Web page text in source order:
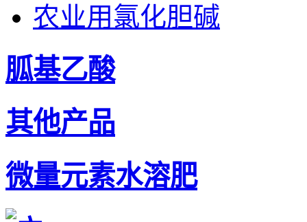
农业用氯化胆碱
胍基乙酸
其他产品
微量元素水溶肥